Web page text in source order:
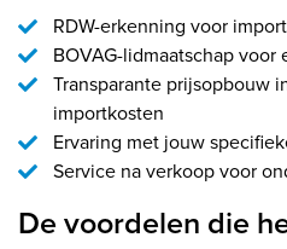
RDW-erkenning voor
BOVAG-lidmaatschap voor
Transparante prijsopbouw
importkosten
Ervaring met jouw
Service na verkoop voor
De voordelen die